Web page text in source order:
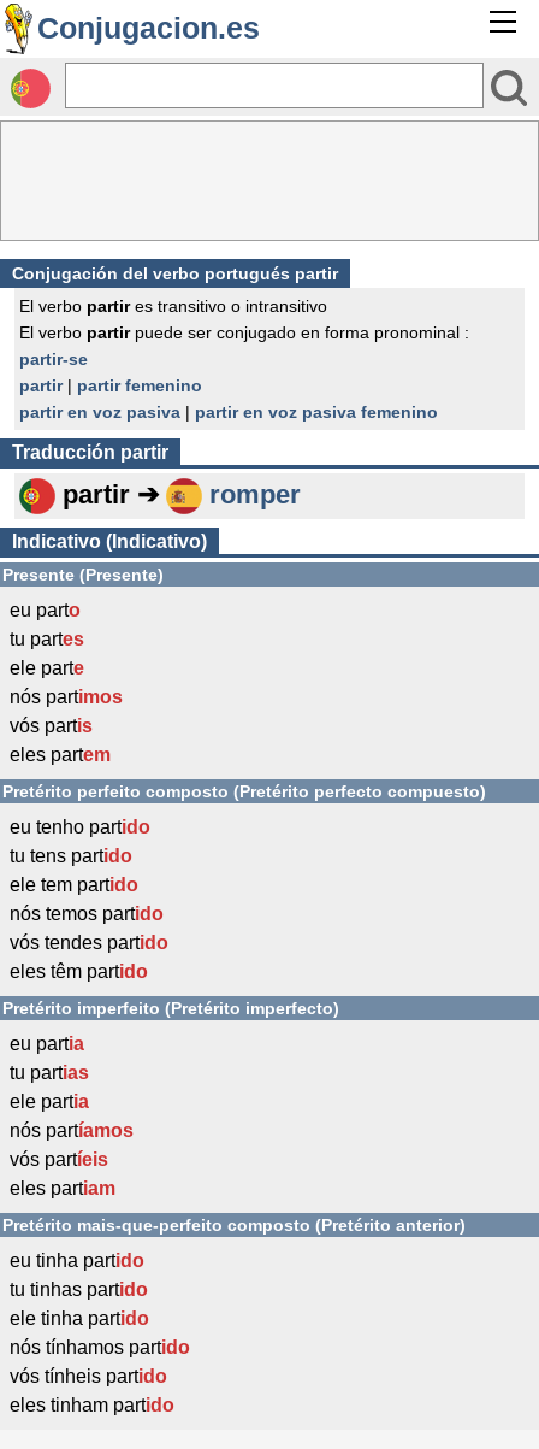
Conjugacion.es
Conjugación del verbo portugués partir
El verbo partires transitivo o intransitivo
El verbo partirpuede ser conjugado en forma pronominal :
partir-se
partir| partir femenino
partir en voz pasiva | partir en voz pasiva femenino
Traducción partir
partir ➔ romper
Indicativo (Indicativo)
Presente (Presente)
eu parto
tu partes
ele parte
nós partimos
vós partis
eles partem
Pretérito perfeito composto (Pretérito perfecto compuesto)
eu tenho partido
tu tens partido
ele tem partido
nós temos partido
vós tendes partido
eles têm partido
Pretérito imperfeito (Pretérito imperfecto)
eu partia
tu partias
ele partia
nós partíamos
vós partíeis
eles partiam
Pretérito mais-que-perfeito composto (Pretérito anterior)
eu tinha partido
tu tinhas partido
ele tinha partido
nós tínhamos partido
vós tínheis partido
eles tinham partido